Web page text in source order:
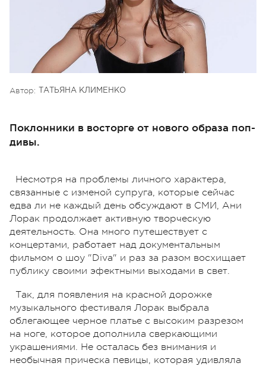
Автор: ТАТЬЯНА КЛИМЕНКО
Поклонники в восторге от нового образа поп-
дивы.
Несмотря на проблемы личного характера,
связанные с изменой супруга, которые сейчас
едва ли не каждый день обсуждают в СМИ, Ани
Лорак продолжает активную творческую
деятельность. Она много путешествует с
концертами, работает над документальным
фильмом о шоу "Diva" и раз за разом восхищает
публику своими эфектными выходами в свет.
Так, для появления на красной дорожке
музыкального фестиваля Лорак выбрала
облегающее черное платье с высоким разрезом
на ноге, которое дополнила сверкающими
украшениями. Не осталась без внимания и
необычная прическа певицы, которая удивляла